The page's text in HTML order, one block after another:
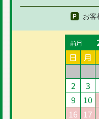
お客
前月
日 月
2
3
9
10
16 17